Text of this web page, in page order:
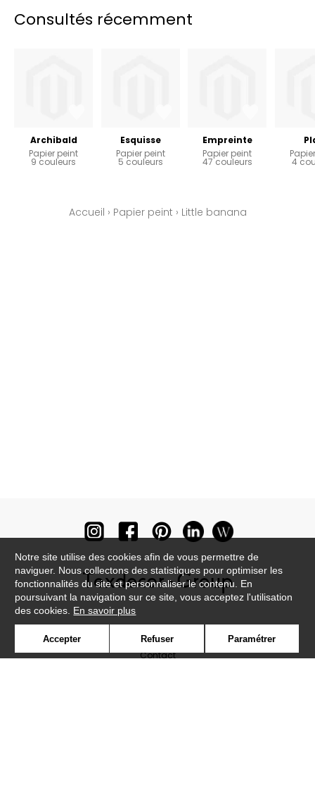
Consultés récemment
Archibald
Papier peint
9 couleurs
Esquisse
Papier peint
5 couleurs
Empreinte
Papier peint
47 couleurs 4
Accueil › Papier peint › Little banana
Contact
Notre site utilise des cookies afin de vous permettre de
naviguer. Nous collectons des statistiques pour optimiser les
fonctionnalités du site et personnaliser le contenu. En
poursuivant la navigation sur ce site, vous acceptez l'utilisation
des cookies. En savoir plus
Accepter Refuser Paramétrer